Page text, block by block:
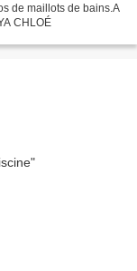
de maillots de bains.A
CHLOÉ